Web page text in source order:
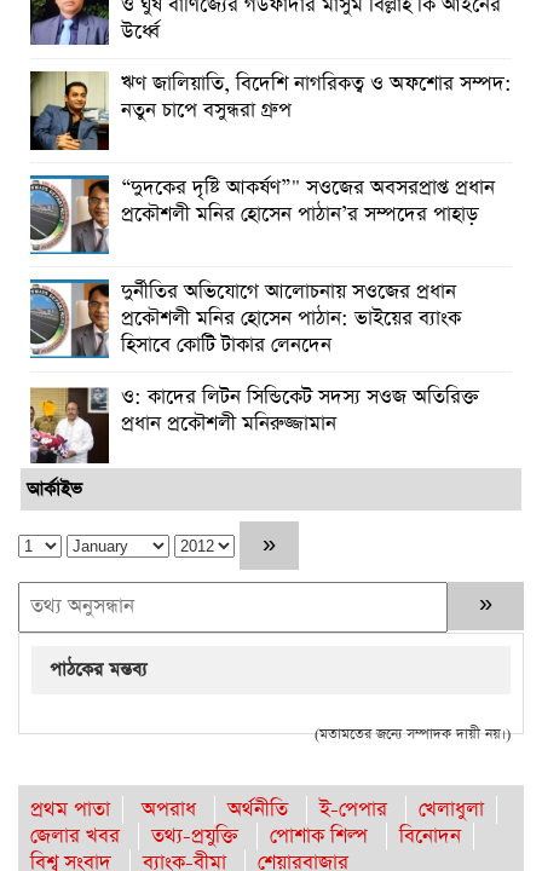
ও ঘুষ বাণিজ্যের গডফাদার মাসুম বিল্লাহ কি আইনের
উর্ধ্বে
ঋণ জালিয়াতি, বিদেশি নাগরিকত্ব ও অফশোর সম্পদ:
নতুন চাপে বসুন্ধরা গ্রুপ
“দুদকের দৃষ্টি আকর্ষণ”" সওজের অবসরপ্রাপ্ত প্রধান
প্রকৌশলী মনির হোসেন পাঠান’র সম্পদের পাহাড়
দুর্নীতির অভিযোগে আলোচনায় সওজের প্রধান
প্রকৌশলী মনির হোসেন পাঠান: ভাইয়ের ব্যাংক
হিসাবে কোটি টাকার লেনদেন
ও: কাদের লিটন সিন্ডিকেট সদস্য সওজ অতিরিক্ত
প্রধান প্রকৌশলী মনিরুজ্জামান
আর্কাইভ
পাঠকের মন্তব্য
(মতামতের জন্যে সম্পাদক দায়ী নয়।)
প্রথম পাতা অপরাধ অর্থনীতি ই-পেপার
খেলাধুলা
জেলার খবর
তথ্য-প্রযুক্তি পোশাক শিল্প
বিনোদন
বিশ্ব সংবাদ
ব্যাংক-বীমা শেয়ারবাজার